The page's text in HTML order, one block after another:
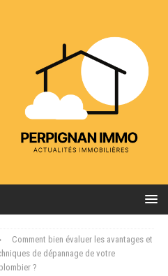
Comment bien évaluer les avantages et
de dépannage de votre
?